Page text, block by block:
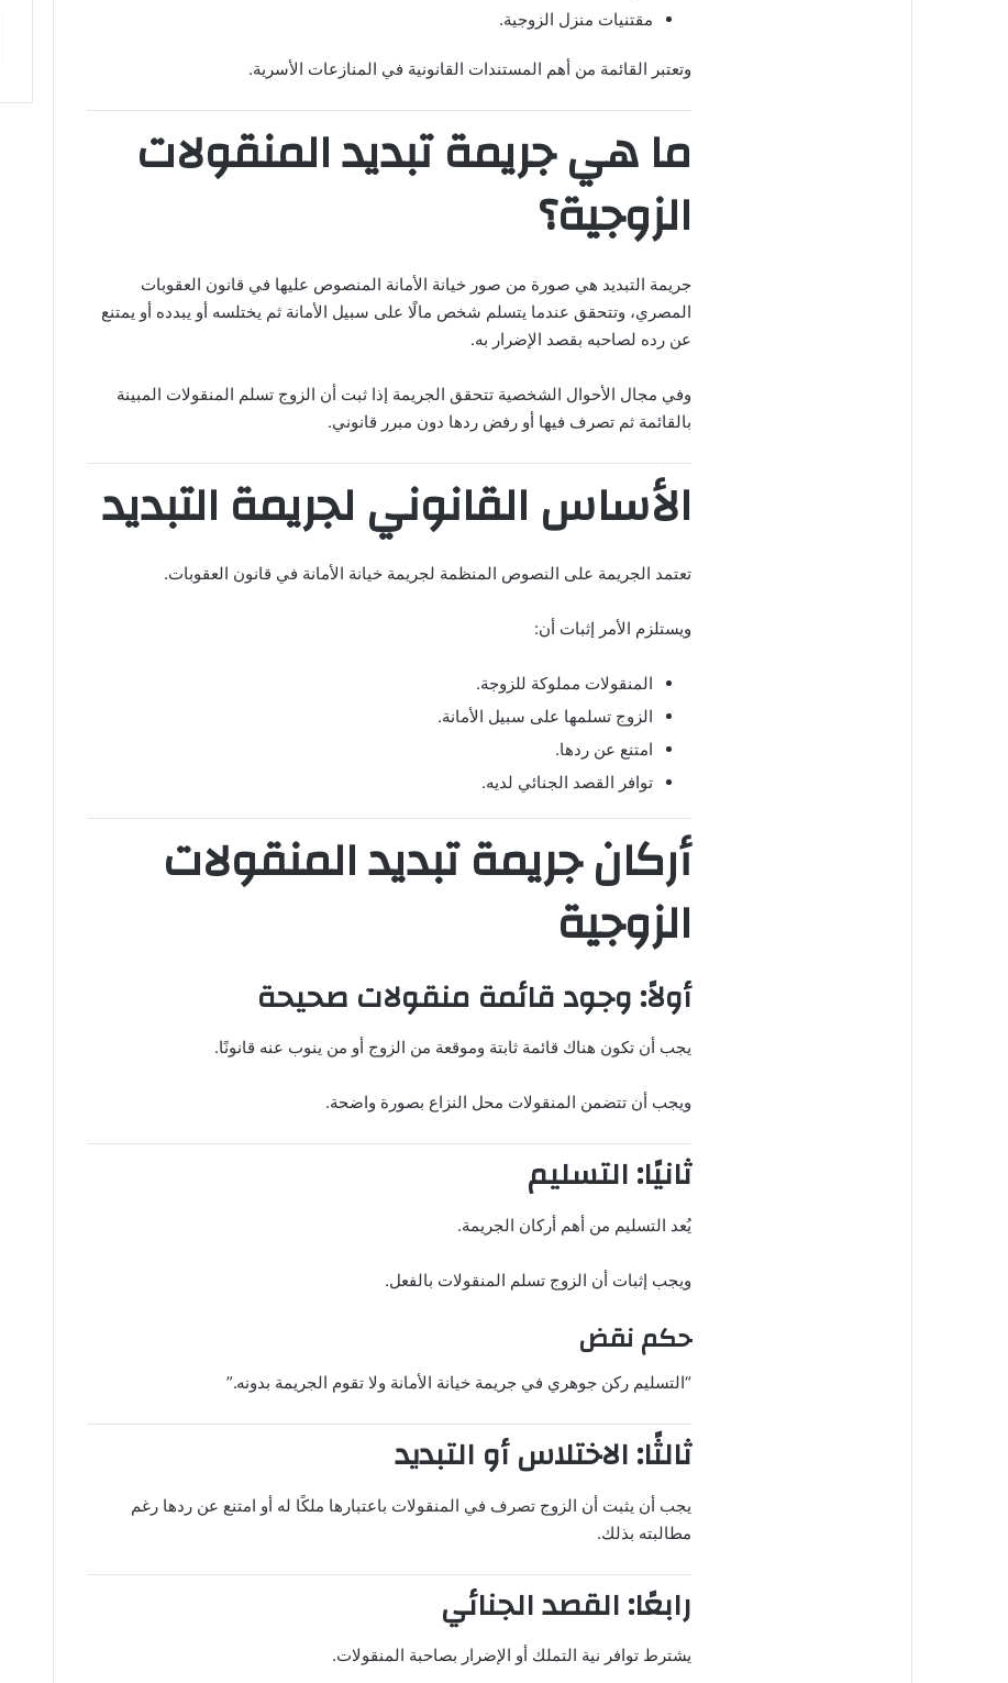
مقتنيات منزل الزوجية.
وتعتبر القائمة من أهم المستندات القانونية في المنازعات الأسرية.
ما هي جريمة تبديد المنقولات
الزوجية؟
جريمة التبديد هي صورة من صور خيانة الأمانة المنصوص عليها في قانون العقوبات
المصري، وتتحقق عندما يتسلم شخص مالًا على سبيل الأمانة ثم يختلسه أو يبدده أو يمتنع
عن رده لصاحبه بقصد الإضرار به.
وفي مجال الأحوال الشخصية تتحقق الجريمة إذا ثبت أن الزوج تسلم المنقولات المبينة
بالقائمة ثم تصرف فيها أو رفض ردها دون مبرر قانوني.
الأساس القانوني لجريمة التبديد
تعتمد الجريمة على النصوص المنظمة لجريمة خيانة الأمانة في قانون العقوبات.
ويستلزم الأمر إثبات أن:
المنقولات مملوكة للزوجة.
الزوج تسلمها على سبيل الأمانة.
امتنع عن ردها.
توافر القصد الجنائي لديه.
أركان جريمة تبديد المنقولات
الزوجية
أولاً: وجود قائمة منقولات صحيحة
يجب أن تكون هناك قائمة ثابتة وموقعة من الزوج أو من ينوب عنه قانونًا.
ويجب أن تتضمن المنقولات محل النزاع بصورة واضحة.
ثانيًا: التسليم
يُعد التسليم من أهم أركان الجريمة.
ويجب إثبات أن الزوج تسلم المنقولات بالفعل.
حكم نقض
“التسليم ركن جوهري في جريمة خيانة الأمانة ولا تقوم الجريمة بدونه.”
ثالثًا: الاختلاس أو التبديد
يجب أن يثبت أن الزوج تصرف في المنقولات باعتبارها ملكًا له أو امتنع عن ردها رغم
مطالبته بذلك.
رابعًا: القصد الجنائي
يشترط توافر نية التملك أو الإضرار بصاحبة المنقولات.